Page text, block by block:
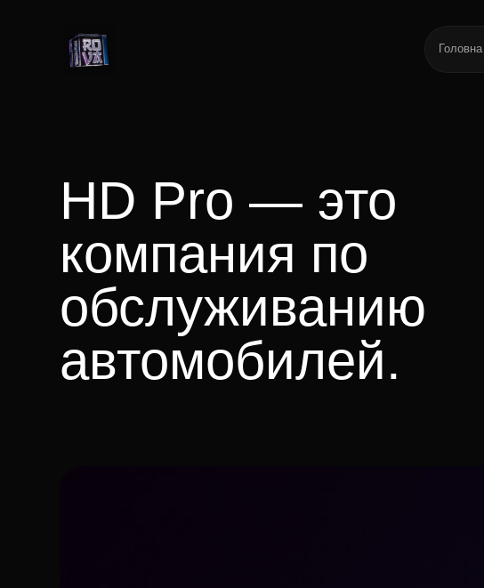
Головна
HD Pro — это
компания по
обслуживанию
автомобилей.